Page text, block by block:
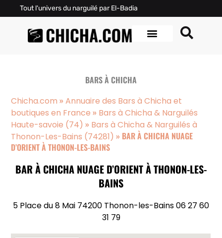
Tout l'univers du narguilé par El-Badia
BARS À CHICHA
Chicha.com »Annuaire des Bars à Chicha et
boutiques en France » Bars à Chicha & Narguilés
Haute-savoie (74) » Bars à Chicha & Narguilés à
Thonon-Les-Bains (74281) » BAR À CHICHA NUAGE
D’ORIENT À THONON-LES-BAINS
BAR À CHICHA NUAGE D’ORIENT À THONON-LES-
BAINS
5 Place du 8 Mai 74200 Thonon-les-Bains 06 27 60
31 79